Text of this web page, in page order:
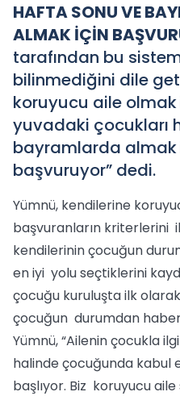
HAFTA SONU VE
ALMAK İÇİN
tarafından bu
bilinmediğini dile
koruyucu aile
yuvadaki çocukları
bayramlarda almak
başvuruyor” dedi.
Yümnü, kendilerine
başvuranların kriterlerini
kendilerinin çocuğun
en iyi yolu seçtiklerini
çocuğu kuruluşta ilk
çocuğun durumdan
Yümnü, “Ailenin çocukla
halinde çocuğunda kabul
başlıyor. Biz koruyucu